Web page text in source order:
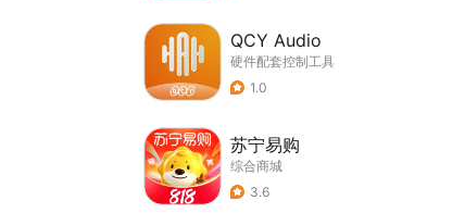
QCY Audio
硬件配套控制工具
1.0
苏宁易购
综合商城
3.6